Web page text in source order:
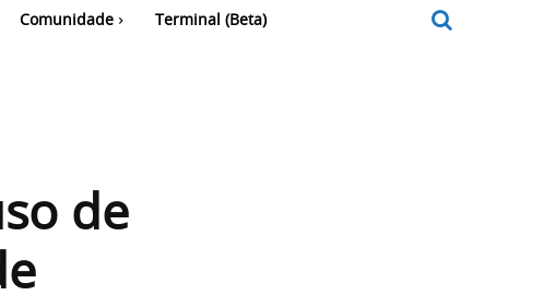
Comunidade Terminal (Beta)
de